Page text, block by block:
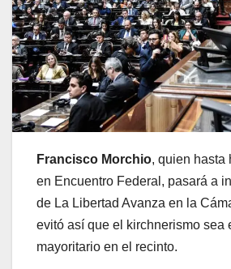
Francisco Morchio, quien hasta
en Encuentro Federal, pasará a
de La Libertad Avanza en la
evitó así que el kirchnerismo sea
mayoritario en el recinto.